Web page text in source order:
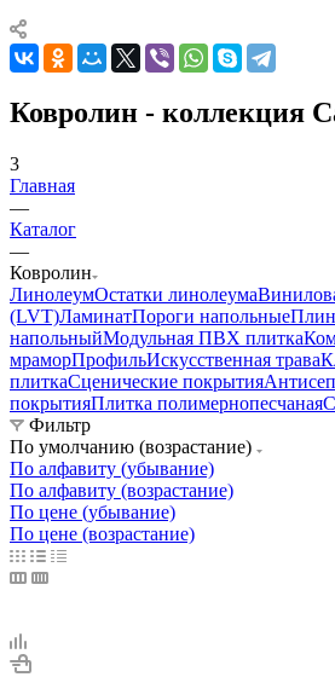
Ковролин - коллекция
3
Главная
—
Каталог
—
Ковролин
ЛинолеумОстатки линолеума
(LVT)ЛаминатПороги напольные
напольныйМодульная ПВХ плитка
мраморПрофильИскусственная трава
плиткаСценические покрытия
покрытияПлитка полимернопесчаная
Фильтр
По умолчанию (возрастание)
По алфавиту (убывание)
По алфавиту (возрастание)
По цене (убывание)
По цене (возрастание)